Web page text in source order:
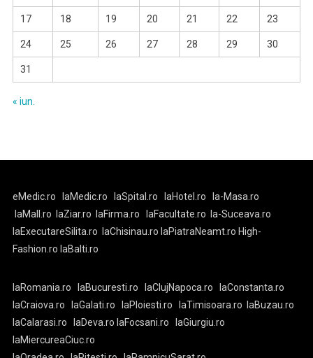
17 18 19 20 21 22 23
24 25 26 27 28 29 30
31
« iun.
eMedic.ro laMedic.ro laSpital.ro laHotel.ro
la-Masa.ro
laMall.ro
laZiar.ro laFirma.ro laFacultate.ro
la-Suceava.ro
laExecutareSilita.ro
laChisinau.ro laPiatraNeamt.ro High-
Fashion.ro laBalti.ro
laRomania.ro laBucuresti.ro laClujNapoca.ro
laConstanta.ro
laCraiova.ro
laGalati.ro laPloiesti.ro laTimisoara.ro
laBuzau.ro
laCalarasi.ro
laDeva.ro laFocsani.ro
laGiurgiu.ro
laMiercureaCiuc.ro